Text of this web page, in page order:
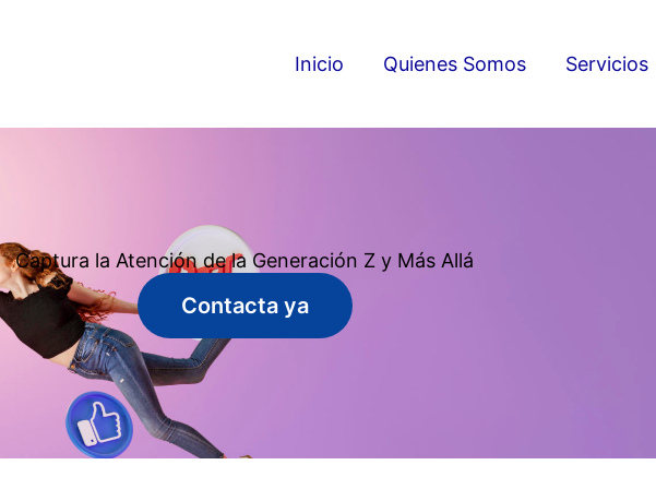
Inicio Quienes Somos Servicios
Captura la Atención de la Generación Z y Más Allá
Contacta ya